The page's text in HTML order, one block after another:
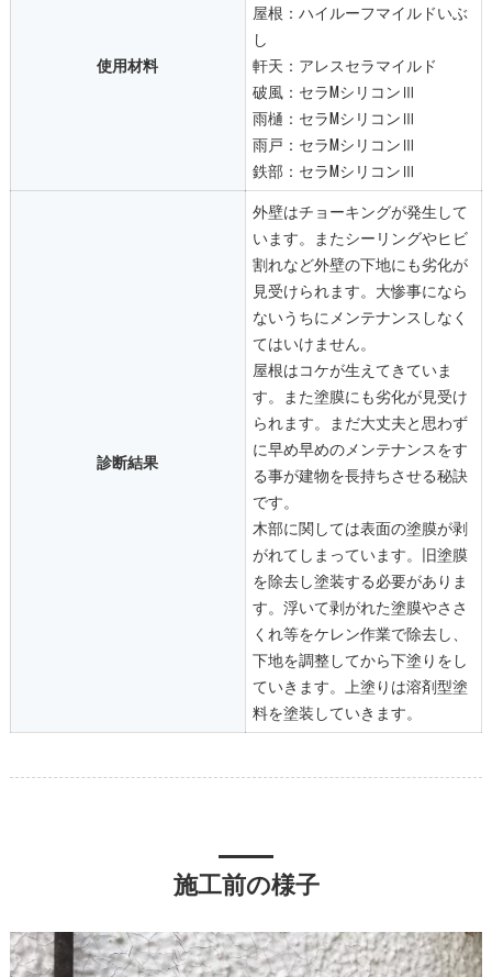
使用材料
屋根：ハイルーフマイルドいぶ
し
軒天：アレスセラマイルド
破風：セラMシリコンⅢ
雨樋：セラMシリコンⅢ
雨戸：セラMシリコンⅢ
鉄部：セラMシリコンⅢ
診断結果
外壁はチョーキングが発生して
います。またシーリングやヒビ
割れなど外壁の下地にも劣化が
見受けられます。大惨事になら
ないうちにメンテナンスしなく
てはいけません。
屋根はコケが生えてきていま
す。また塗膜にも劣化が見受け
られます。まだ大丈夫と思わず
に早め早めのメンテナンスをす
る事が建物を長持ちさせる秘訣
です。
木部に関しては表面の塗膜が剥
がれてしまっています。旧塗膜
を除去し塗装する必要がありま
す。浮いて剥がれた塗膜やささ
くれ等をケレン作業で除去し、
下地を調整してから下塗りをし
ていきます。上塗りは溶剤型塗
料を塗装していきます。
施工前の様子